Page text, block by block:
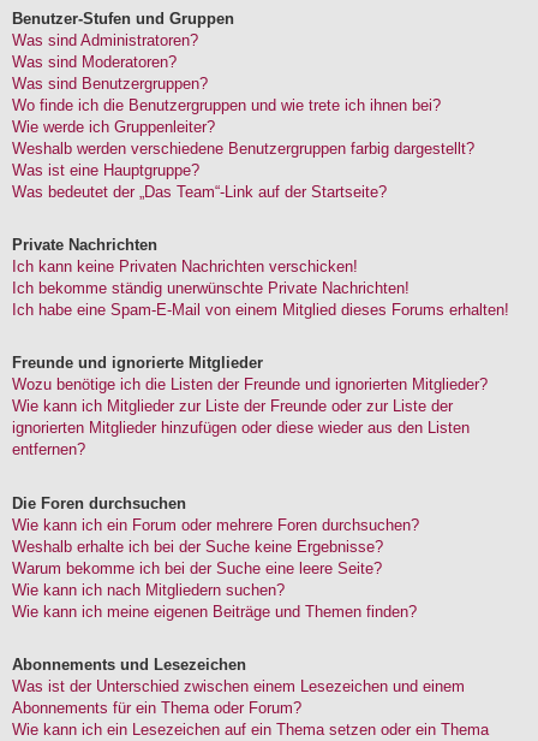
Benutzer-Stufen und Gruppen
Was sind Administratoren?
Was sind Moderatoren?
Was sind Benutzergruppen?
Wo finde ich die Benutzergruppen und wie trete ich ihnen bei?
Wie werde ich Gruppenleiter?
Weshalb werden verschiedene Benutzergruppen farbig dargestellt?
Was ist eine Hauptgruppe?
Was bedeutet der „Das Team“-Link auf der Startseite?
Private Nachrichten
Ich kann keine Privaten Nachrichten verschicken!
Ich bekomme ständig unerwünschte Private Nachrichten!
Ich habe eine Spam-E-Mail von einem Mitglied dieses Forums erhalten!
Freunde und ignorierte Mitglieder
Wozu benötige ich die Listen der Freunde und ignorierten Mitglieder?
Wie kann ich Mitglieder zur Liste der Freunde oder zur Liste der
ignorierten Mitglieder hinzufügen oder diese wieder aus den Listen
entfernen?
Die Foren durchsuchen
Wie kann ich ein Forum oder mehrere Foren durchsuchen?
Weshalb erhalte ich bei der Suche keine Ergebnisse?
Warum bekomme ich bei der Suche eine leere Seite?
Wie kann ich nach Mitgliedern suchen?
Wie kann ich meine eigenen Beiträge und Themen finden?
Abonnements und Lesezeichen
Was ist der Unterschied zwischen einem Lesezeichen und einem
Abonnements für ein Thema oder Forum?
Wie kann ich ein Lesezeichen auf ein Thema setzen oder ein Thema